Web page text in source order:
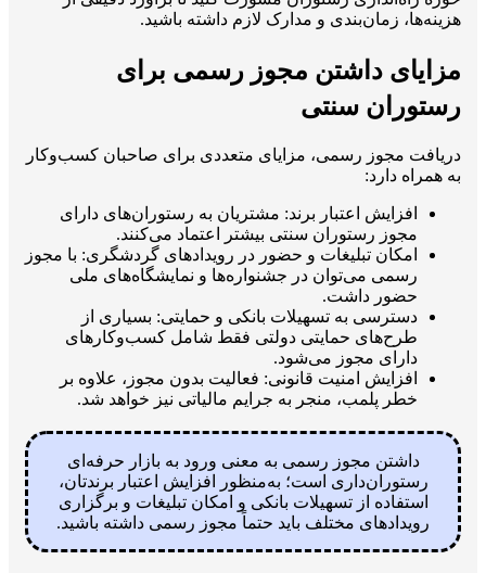
هزینه‌ها، زمان‌بندی و مدارک لازم داشته باشید.
مزایای داشتن مجوز رسمی برای
رستوران سنتی
دریافت مجوز رسمی، مزایای متعددی برای صاحبان کسب‌وکار
به همراه دارد:
افزایش اعتبار برند: مشتریان به رستوران‌های دارای
مجوز رستوران سنتی بیشتر اعتماد می‌کنند.
امکان تبلیغات و حضور در رویدادهای گردشگری: با مجوز
رسمی می‌توان در جشنواره‌ها و نمایشگاه‌های ملی
حضور داشت.
دسترسی به تسهیلات بانکی و حمایتی: بسیاری از
طرح‌های حمایتی دولتی فقط شامل کسب‌وکارهای
دارای مجوز می‌شود.
افزایش امنیت قانونی: فعالیت بدون مجوز، علاوه بر
خطر پلمب، منجر به جرایم مالیاتی نیز خواهد شد.
داشتن مجوز رسمی به معنی ورود به بازار حرفه‌ای
رستوران‌داری است؛ به‌منظور افزایش اعتبار برندتان،
استفاده از تسهیلات بانکی و امکان تبلیغات و برگزاری
رویدادهای مختلف باید حتماً مجوز رسمی داشته باشید.